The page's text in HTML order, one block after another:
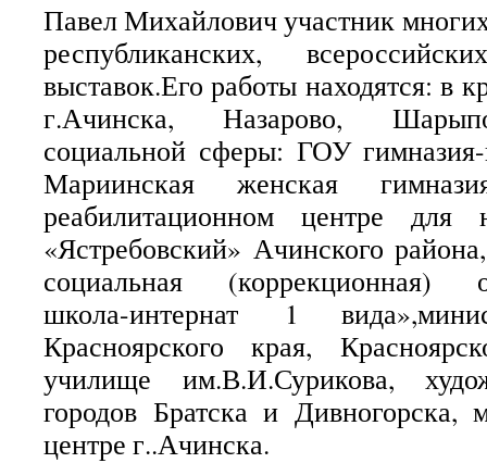
Павел Михайлович участник
республиканских,
выставок.Его работы находятся: в
г.Ачинска, Назарово,
социальной сферы: ГОУ
Мариинская женская
реабилитационном центре для
«Ястребовский» Ачинского
социальная (коррекционная)
школа-интернат 1
Красноярского края,
училище им.В.И.Сурикова,
городов Братска и Дивногорска,
центре г..Ачинска.